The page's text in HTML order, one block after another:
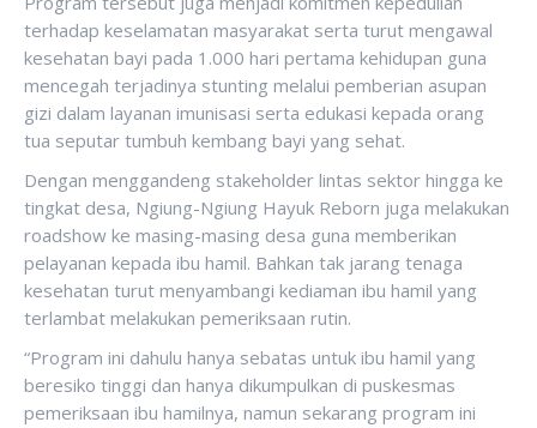
terhadap keselamatan masyarakat serta turut mengawal
kesehatan bayi pada 1.000 hari pertama kehidupan guna
mencegah terjadinya stunting melalui pemberian asupan
gizi dalam layanan imunisasi serta edukasi kepada orang
tua seputar tumbuh kembang bayi yang sehat.
Dengan menggandeng stakeholder lintas sektor hingga ke
tingkat desa, Ngiung-Ngiung Hayuk Reborn juga melakukan
roadshow ke masing-masing desa guna memberikan
pelayanan kepada ibu hamil. Bahkan tak jarang tenaga
kesehatan turut menyambangi kediaman ibu hamil yang
terlambat melakukan pemeriksaan rutin.
“Program ini dahulu hanya sebatas untuk ibu hamil yang
beresiko tinggi dan hanya dikumpulkan di puskesmas
pemeriksaan ibu hamilnya, namun sekarang program ini